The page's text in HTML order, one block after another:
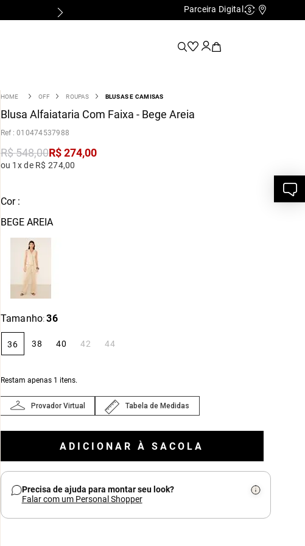
Parceira Digital Cashback
OFF ROUPAS BLUSAS E CAMISAS
Blusa Alfaiataria Com Faixa - Bege Areia
:010474537988
R$548,00R$ 274,00
ou 1x de R$ 274,00
Cor :
BEGE AREIA
Tamanho: 36
36 38 40 42 44
Restam apenas 1 itens.
Provador Virtual Tabela de Medidas
ADICIONAR À SACOLA
Precisa de ajuda para montar seu look?
Falar com um Personal Shopper